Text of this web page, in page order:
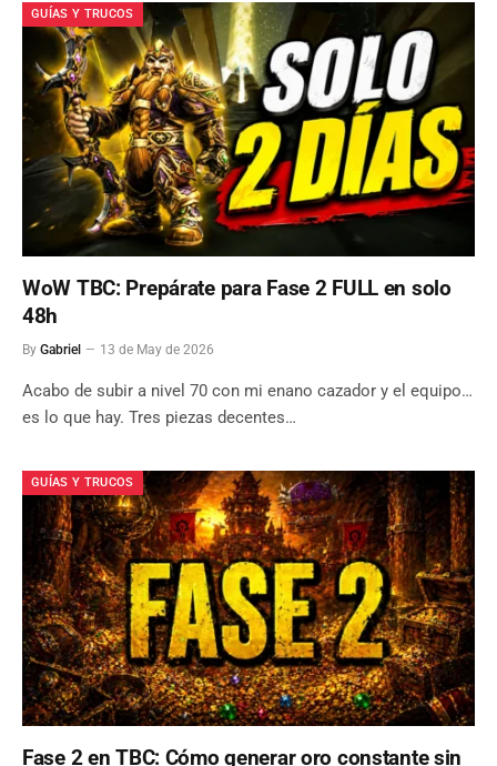
GUÍAS Y TRUCOS
WoW TBC: Prepárate para Fase 2 FULL en solo
48h
By Gabriel 13 de May de 2026
Acabo de subir a nivel 70 con mi enano cazador y el equipo…
es lo que hay. Tres piezas decentes…
GUÍAS Y TRUCOS
Fase 2 en TBC: Cómo generar oro constante sin